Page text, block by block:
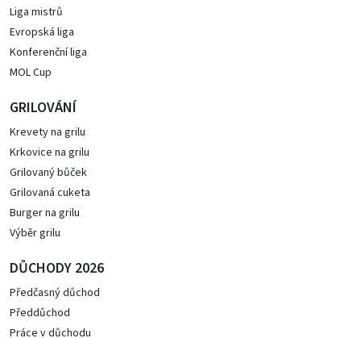
Liga mistrů
Evropská liga
Konferenční liga
MOL Cup
GRILOVÁNÍ
Krevety na grilu
Krkovice na grilu
Grilovaný bůček
Grilovaná cuketa
Burger na grilu
Výběr grilu
DŮCHODY 2026
Předčasný důchod
Předdůchod
Práce v důchodu